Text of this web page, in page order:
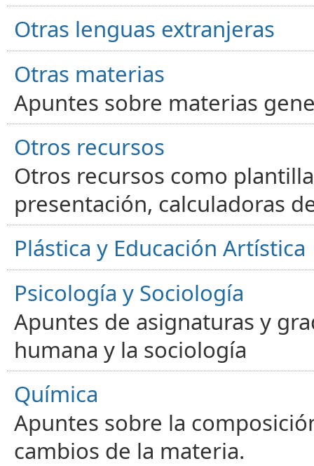
Otras lenguas extranjeras
Otras materias
Apuntes sobre materias
Otros recursos
Otros recursos como
presentación, calculadoras
Plástica y Educación Artística
Psicología y Sociología
Apuntes de asignaturas y
humana y la sociología
Química
Apuntes sobre la
cambios de la materia.